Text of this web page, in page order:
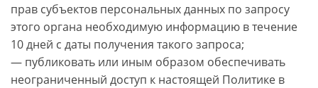
прав субъектов персональных данных по запросу
этого органа необходимую информацию в течение
10 дней с даты получения такого запроса;
— публиковать или иным образом обеспечивать
неограниченный доступ к настоящей Политике в